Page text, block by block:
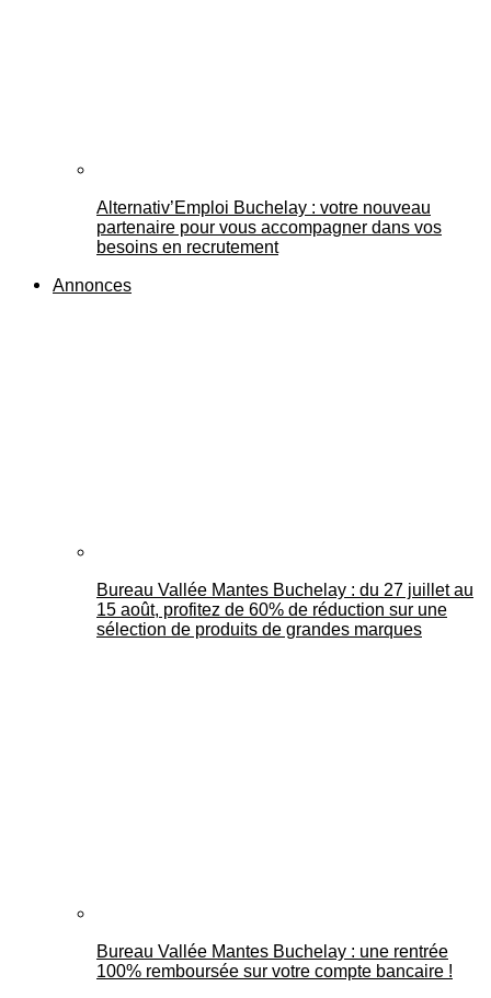
Alternativ’Emploi Buchelay : votre nouveau
partenaire pour vous accompagner dans vos
besoins en recrutement
Annonces
Bureau Vallée Mantes Buchelay : du 27 juillet au
15 août, profitez de 60% de réduction sur une
sélection de produits de grandes marques
Bureau Vallée Mantes Buchelay : une rentrée
100% remboursée sur votre compte bancaire !